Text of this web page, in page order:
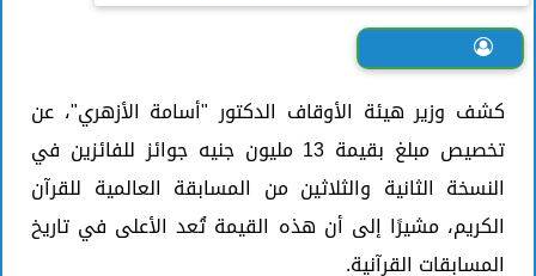
كشف وزير هيئة الأوقاف الدكتور "أسامة الأزهري"، عن
تخصيص مبلغ بقيمة 13 مليون جنيه جوائز للفائزين في
النسخة الثانية والثلاثين من المسابقة العالمية للقرآن
الكريم، مشيرًا إلى أن هذه القيمة تُعد الأعلى في تاريخ
المسابقات القرآنية.